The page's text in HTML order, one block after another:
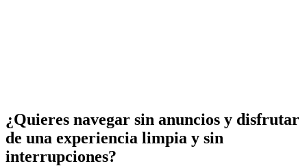
¿Quieres navegar sin anuncios y disfrutar
de una experiencia limpia y sin
interrupciones?